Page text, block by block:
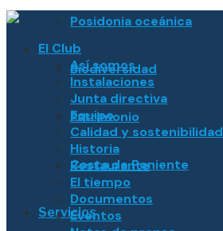
Posidonia oceánica
Biodiversidad
Patrimonio
Costa de Poniente
Servicios
El Club
Así somos
Instalaciones
Junta directiva
Equipo
Calidad y sostenibilidad
Historia
Restaurante
El tiempo
Documentos
Eventos